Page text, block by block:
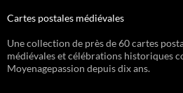
Cartes postales médiévales
Une collection de près de 60 cartes
médiévales et célébrations historiques
Moyenagepassion depuis dix ans.